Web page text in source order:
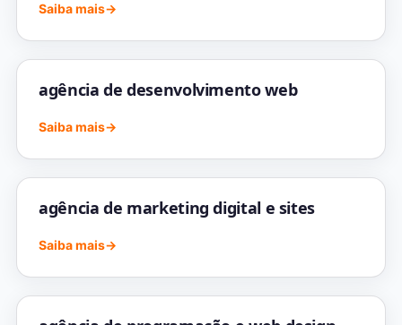
Saiba mais→
agência de desenvolvimento web
Saiba mais→
agência de marketing digital e sites
Saiba mais→